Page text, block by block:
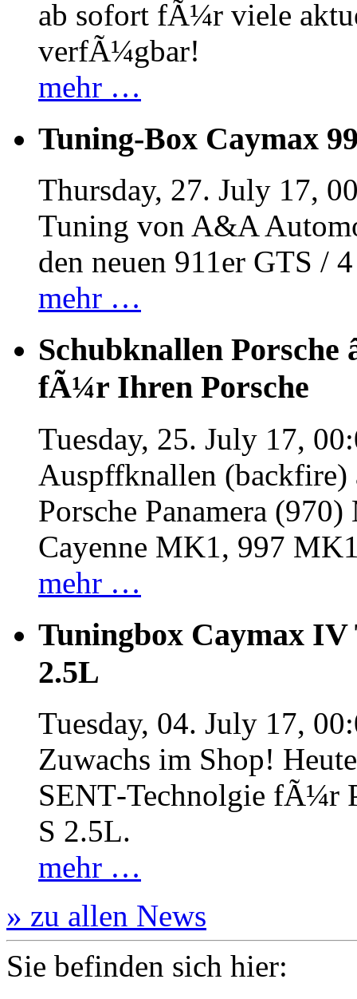
ab sofort fÃ¼r viele
verfÃ¼gbar!
mehr …
Tuning-Box Caymax
Thursday, 27. July 17,
Tuning von A&A
den neuen 911er GTS /
mehr …
Schubknallen Porsche
fÃ¼r Ihren Porsche
Tuesday, 25. July 17,
Auspffknallen
Porsche Panamera
Cayenne MK1, 997
mehr …
Tuningbox Caymax IV
2.5L
Tuesday, 04. July 17,
Zuwachs im Shop!
SENT‐Technolgie fÃ¼r
S 2.5L.
mehr …
» zu allen News
Sie befinden sich hier: